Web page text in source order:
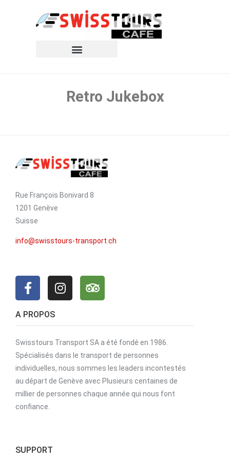
Retro Jukebox
Rue François Bonivard 8
1201 Genève
Suisse
info@swisstours-transport.ch
A PROPOS
Swisstours Transport SA a été fondé en 1986.
Spécialisés dans le transport de personnes
individuelles, nous sommes les leaders incontestés
au départ de Genève avec Plusieurs centaines de
millier de personnes chaque année qui nous font
confiance.
SUPPORT